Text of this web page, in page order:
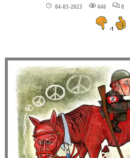
04-03-2023 446 0
-1